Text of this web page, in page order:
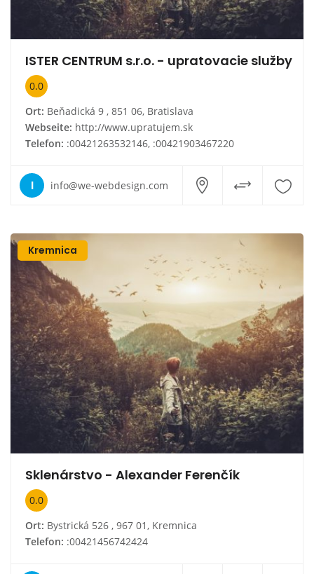
ISTER CENTRUM s.r.o. - upratovacie služby
0.0
Ort: Beňadická 9 , 851 06, Bratislava
Webseite: http://www.upratujem.sk
Telefon: :00421263532146, :00421903467220
I info@we-webdesign.com
Kremnica
Sklenárstvo - Alexander Ferenčík
0.0
Ort: Bystrická 526 , 967 01, Kremnica
Telefon: :00421456742424